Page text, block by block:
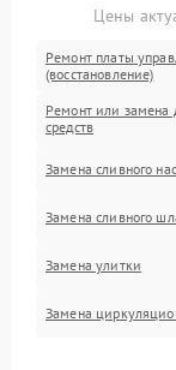
Цены
Ремонт платы
(восстановление)
Ремонт или
средств
Замена сливного
Замена сливного
Замена улитки
Замена